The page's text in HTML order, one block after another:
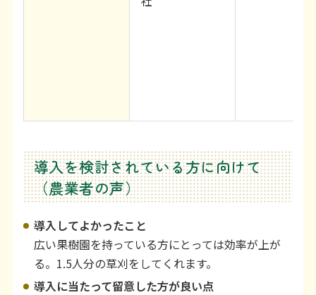
導入を検討されている方に向けて
（農業者の声）
導入してよかったこと
広い果樹園を持っている方にとっては効率が上が
る。1.5人分の草刈をしてくれます。
導入に当たって留意した方が良い点